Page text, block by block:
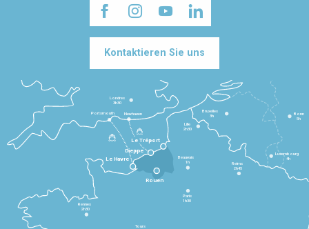
Kontaktieren Sie uns
Le Havre
Dieppe
Le Tréport
Rennes
2h30
Tours
Paris
1h30
Beauvais
1h
Reims
2h45
Lille
2h30
Bruxelles
3h
Londres
3h30
Newhaven
Portsmouth
Bonn
5h
Luxembourg
4h
Rouen